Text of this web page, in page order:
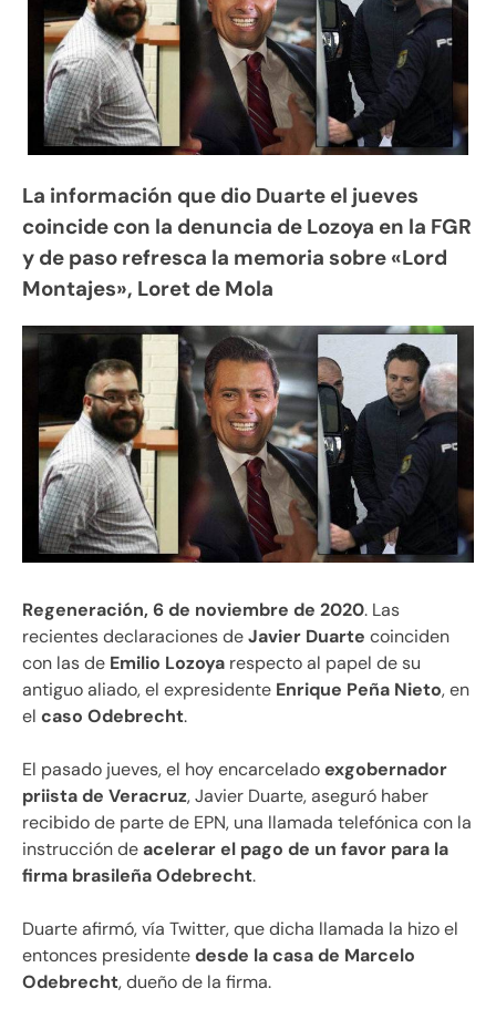
La información que dio Duarte el jueves
coincide con la denuncia de Lozoya en la FGR
y de paso refresca la memoria sobre «Lord
Montajes», Loret de Mola
Regeneración, 6 de noviembre de 2020. Las
recientes declaraciones deJavier Duarte coinciden
con las de Emilio Lozoya respecto al papel de su
antiguo aliado, el expresidente Enrique Peña Nieto, en
el caso Odebrecht.
El pasado jueves, el hoy encarceladoexgobernador
priista de Veracruz, Javier Duarte, aseguró haber
recibido de parte de EPN, una llamada telefónica con la
instrucción deacelerar el pago de un favor para la
firma brasileña Odebrecht.
Duarte afirmó, vía Twitter, que dicha llamada la hizo el
entonces presidentedesde la casa de Marcelo
Odebrecht, dueño de la firma.